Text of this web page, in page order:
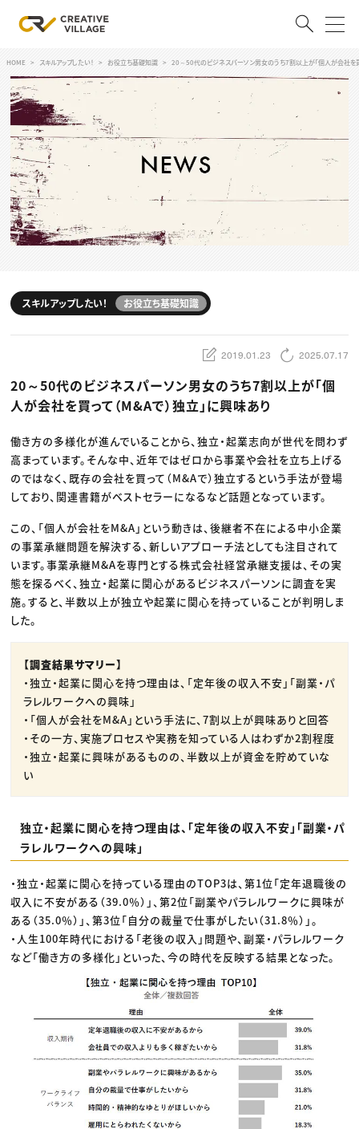
ログイン 会員登録
RECRUIT
クリエイター求人を探す
CREATIVE JOB求人検索
特集求人
採用説明会
スキルアップしたい！
デザイン
編集・ライティング
マーケティング
ディレクション
業界解説・キャリア事情
TOP Creator’s コラム
Webクリエイター
アプリクリエイター
ゲームクリエイター
映像クリエイター
クリエイターインタビュー
C＆R Magazine
セミナー
ニュース・トレンド トップ
Web
映像
ゲーム・エンタメ
広告
CREATIVE VILLAGEからのお知らせ
プロフェッショナル×つながる×メディア
HOME スキルアップしたい！ お役立ち基礎知識 20～50代のビジネスパーソン男女のうち7割以上が「個人が会社を買
スキルアップしたい！ お役立ち基礎知識
2019.01.23 2025.07.17
20～50代のビジネスパーソン男女のうち7割以上が「個
人が会社を買って（M&Aで）独立」に興味あり
働き方の多様化が進んでいることから、独立・起業志向が世代を問わず
高まっています。そんな中、近年ではゼロから事業や会社を立ち上げる
のではなく、既存の会社を買って（M&Aで）独立するという手法が登場
しており、関連書籍がベストセラーになるなど話題となっています。
この、「個人が会社をM&A」という動きは、後継者不在による中小企業
の事業承継問題を解決する、新しいアプローチ法としても注目されて
います。事業承継M&Aを専門とする株式会社経営承継支援は、その実
態を探るべく、独立・起業に関心があるビジネスパーソンに調査を実
施。すると、半数以上が独立や起業に関心を持っていることが判明しま
した。
【調査結果サマリー】
・独立・起業に関心を持つ理由は、「定年後の収入不安」「副業・パ
ラレルワークへの興味」
・「個人が会社をM&A」という手法に、7割以上が興味ありと回答
・その一方、実施プロセスや実務を知っている人はわずか2割程度
・独立・起業に興味があるものの、半数以上が資金を貯めていな
い
独立・起業に関心を持つ理由は、「定年後の収入不安」「副業・パ
ラレルワークへの興味」
・独立・起業に関心を持っている理由のTOP3は、第1位「定年退職後の
収入に不安がある（39.0％）」、第2位「副業やパラレルワークに興味が
ある（35.0％）」、第3位「自分の裁量で仕事がしたい（31.8％）」。
・人生100年時代における「老後の収入」問題や、副業・パラレルワーク
など「働き方の多様化」といった、今の時代を反映する結果となった。